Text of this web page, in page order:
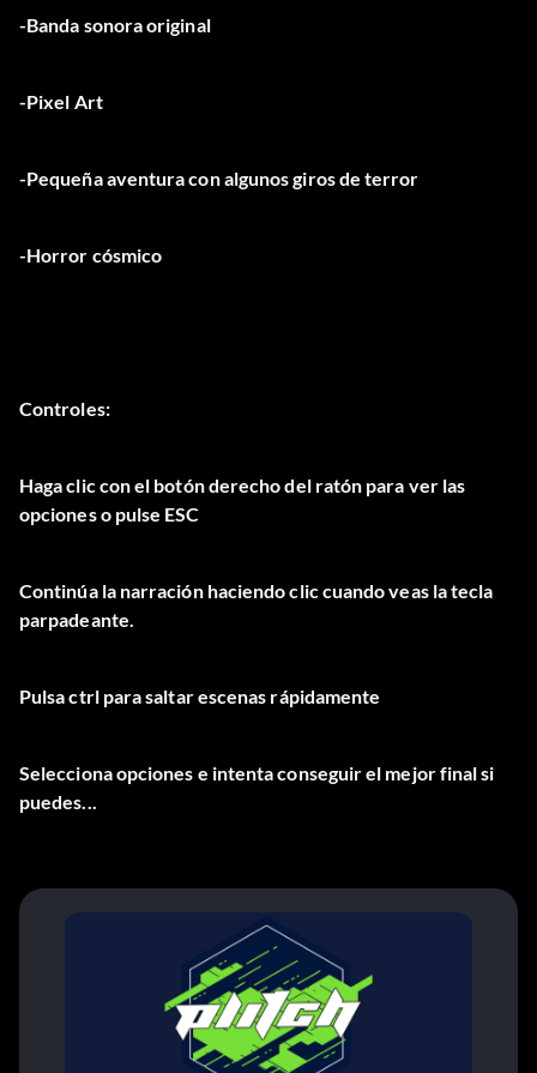
-Banda sonora original
-Pixel Art
-Pequeña aventura con algunos giros de terror
-Horror cósmico
Controles:
Haga clic con el botón derecho del ratón para ver las
opciones o pulse ESC
Continúa la narración haciendo clic cuando veas la tecla
parpadeante.
Pulsa ctrl para saltar escenas rápidamente
Selecciona opciones e intenta conseguir el mejor final si
puedes...